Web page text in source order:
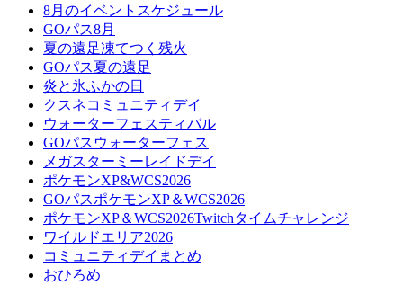
8月のイベントスケジュール
GOパス8月
夏の遠足凍てつく残火
GOパス夏の遠足
炎と氷ふかの日
クスネコミュニティデイ
ウォーターフェスティバル
GOパスウォーターフェス
メガスターミーレイドデイ
ポケモンXP&WCS2026
GOパスポケモンXP＆WCS2026
ポケモンXP＆WCS2026Twitchタイムチャレンジ
ワイルドエリア2026
コミュニティデイまとめ
おひろめ